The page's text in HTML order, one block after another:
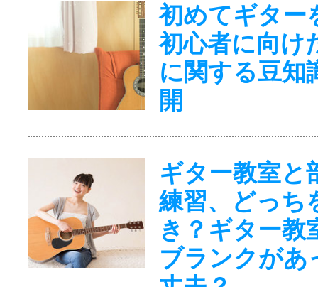
初めてギター
初心者に向け
に関する豆知
開
ギター教室と
練習、どっち
き？ギター教
ブランクがあ